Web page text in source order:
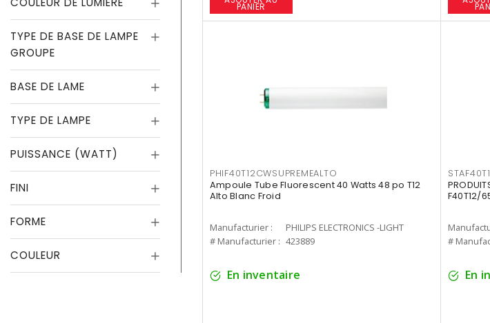
TYPE DE BASE DE LAMPE
GROUPE
BASE DE LAME
TYPE DE LAMPE
PUISSANCE (WATT)
FINI
FORME
COULEUR
PANIER
PHIF40T12CWSUPREMEALTO
Ampoule Tube Fluorescent 40 Watts 48 po T12
Alto Blanc Froid
Manufacturier :
PHILIPS ELECTRONICS -LIGHT
# Manufacturier : 423889
En inventaire
F40T12/
#
En